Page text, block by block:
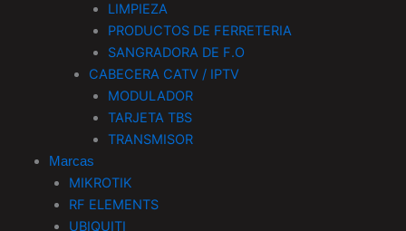
LIMPIEZA
PRODUCTOS DE FERRETERIA
SANGRADORA DE F.O
CABECERA CATV / IPTV
MODULADOR
TARJETA TBS
TRANSMISOR
Marcas
MIKROTIK
RF ELEMENTS
UBIQUITI